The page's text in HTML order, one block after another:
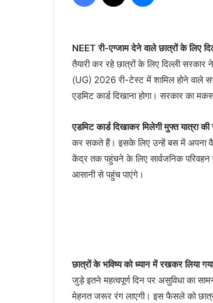
NEET री-एग्जाम देने वाले छात्रों के लिए
तैयारी कर रहे छात्रों के लिए दिल्ली सरकार
(UG) 2026 री-टेस्ट में शामिल होने वाले
एडमिट कार्ड दिखाना होगा। सरकार का
एडमिट कार्ड दिखाकर मिलेगी मुफ्त यात्रा की
कर सकते हैं। इसके लिए उन्हें बस में अपना वैध
केंद्र तक पहुंचने के लिए सार्वजनिक परिवहन
आसानी से पहुंच पाएंगे।
छात्रों के भविष्य को ध्यान में रखकर लिया
जुड़े इतने महत्वपूर्ण दिन पर असुविधा का
मेहनत जरूर रंग लाएगी। इस फैसले को